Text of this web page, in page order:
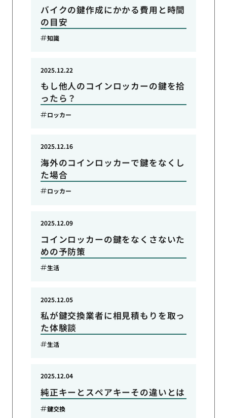
バイクの鍵作成にかかる費用と時間
の目安
知識
もし他人のコインロッカーの鍵を拾
ったら？
2025.12.22
ロッカー
海外のコインロッカーで鍵をなくし
た場合
2025.12.16
ロッカー
コインロッカーの鍵をなくさないた
めの予防策
2025.12.09
生活
私が鍵交換業者に相見積もりを取っ
た体験談
2025.12.05
生活
純正キーとスペアキーその違いとは
2025.12.04
鍵交換